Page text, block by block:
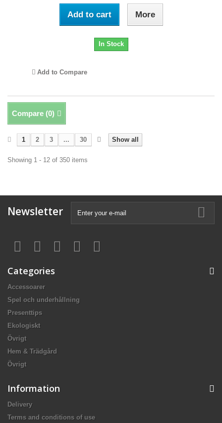
Add to cart More
In Stock
Add to Compare
Compare (0)
Show all
1 2 3 ... 30
Showing 1 - 12 of 350 items
Newsletter
Categories
Accessoarer
Spel och underhållning
Presenttips
Ekologiskt
Övrigt
Hem & Trädgård
Övrigt
Information
Delivery
Terms and conditions of use